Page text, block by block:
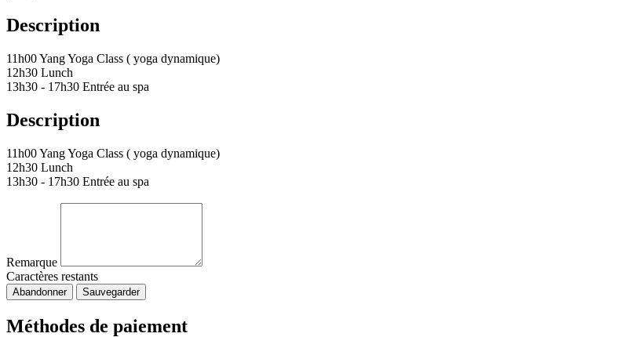
Description
11h00 Yang Yoga Class ( yoga dynamique)
12h30 Lunch
13h30 - 17h30 Entrée au spa
Description
11h00 Yang Yoga Class ( yoga dynamique)
12h30 Lunch
13h30 - 17h30 Entrée au spa
Remarque
Caractères restants
Abandonner Sauvegarder
Méthodes de paiement